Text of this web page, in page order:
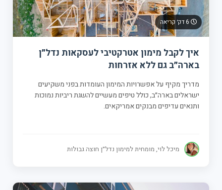
איך לקבל מימון אטרקטיבי לעסקאות נדל״ן
בארה״ב גם ללא אזרחות
מדריך מקיף על אפשרויות המימון העומדות בפני משקיעים
ישראלים בארה״ב, כולל טיפים מעשיים להשגת ריביות נמוכות
ותנאים עדיפים מבנקים אמריקאים.
מיכל לוי, מומחית למימון נדל״ן חוצה גבולות